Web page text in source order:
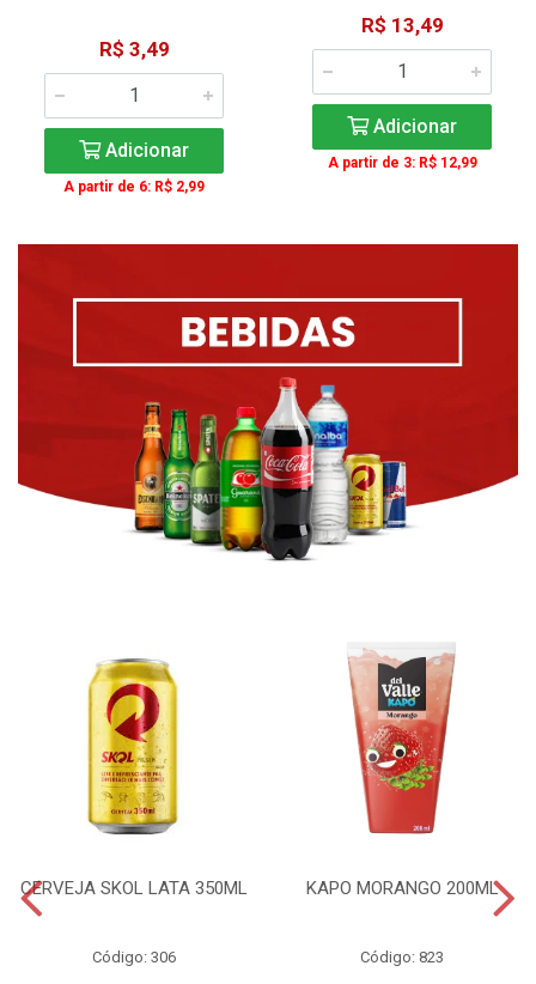
R$ 3,49
Adicionar
A partir de 6: R$ 2,99
R$ 13,49
Adicionar
A partir de 3: R$ 12,99
CERVEJA SKOL LATA 350ML
Código: 306
KAPO MORANGO 200ML
Código: 823